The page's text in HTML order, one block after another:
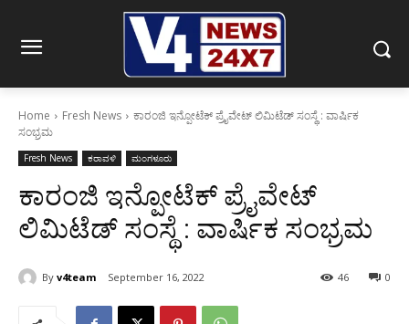
Home Fresh News
ಕಾರಂಜಿ ಇನ್ಪೋಟೆಕ್ ಪ್ರೈವೇಟ್ ಲಿಮಿಟೆಡ್ ಸಂಸ್ಥೆ : ವಾರ್ಷಿಕ
ಸಂಭ್ರಮ
Fresh News ಕರಾವಳಿ ಮಂಗಳೂರು
ಕಾರಂಜಿ ಇನ್ಪೋಟೆಕ್ ಪ್ರೈವೇಟ್
ಲಿಮಿಟೆಡ್ ಸಂಸ್ಥೆ : ವಾರ್ಷಿಕ ಸಂಭ್ರಮ
By v4team September 16, 2022 0
46